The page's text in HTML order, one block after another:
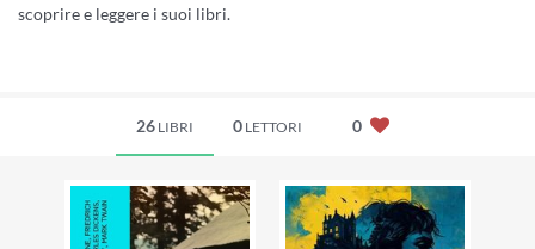
scoprire e leggere i suoi libri.
26 LIBRI 0 LETTORI 0